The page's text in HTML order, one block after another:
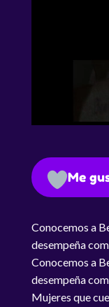
Me
Conocemos a
desempeña
Conocemos a
desempeña
Mujeres que